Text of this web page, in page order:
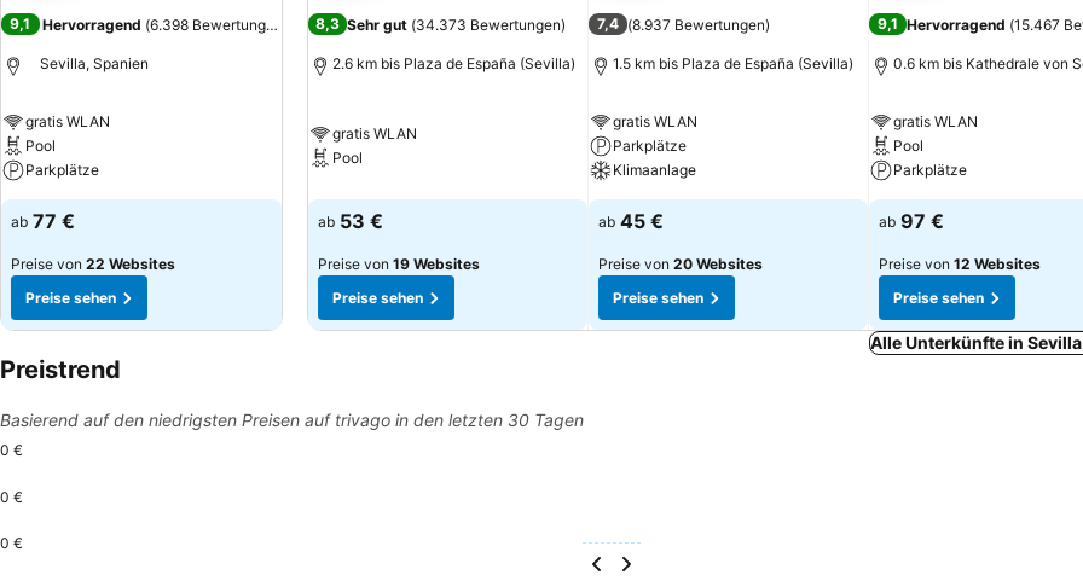
9,1 Hervorragend (6.398 Bewertungen
Sevilla, Spanien
gratis WLAN
Pool
Parkplätze
ab 77 €
Preise von 22 Websites
Preise sehen
8,3 Sehr gut (34.373 Bewertungen)
2.6 km bis Plaza de España (Sevilla)
gratis WLAN
Pool
ab 53 €
Preise von 19 Websites
Preise sehen
7,4 (8.937 Bewertungen)
1.5 km bis Plaza de España (Sevilla)
gratis WLAN
Parkplätze
Klimaanlage
ab 45 €
Preise von 20 Websites
Preise sehen
9,1 Hervorragend (15.467
0.6 km bis Kathedrale von
gratis WLAN
Pool
Parkplätze
ab 97 €
Preise von 12 Websites
Preise sehen
Alle Unterkünfte in
Preistrend
Basierend auf den niedrigsten Preisen auf trivago in den letzten 30 Tagen
0 €
0 €
0 €